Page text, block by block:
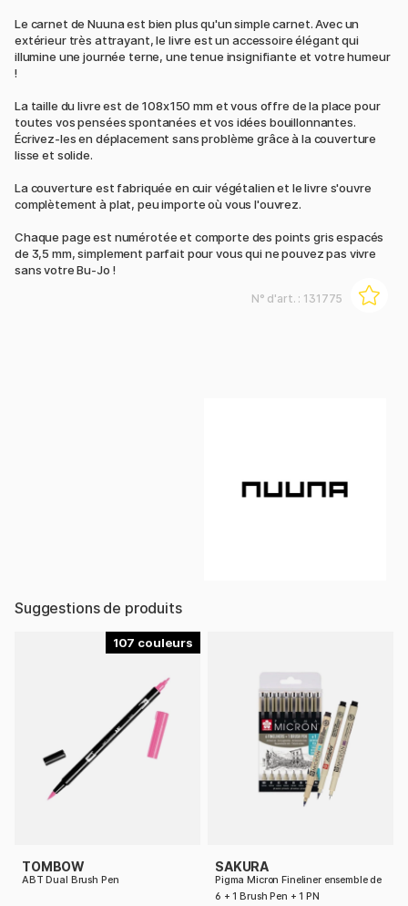
Le carnet de Nuuna est bien plus qu'un simple carnet. Avec un
extérieur très attrayant, le livre est un accessoire élégant qui
illumine une journée terne, une tenue insignifiante et votre humeur
!
La taille du livre est de 108x150 mm et vous offre de la place pour
toutes vos pensées spontanées et vos idées bouillonnantes.
Écrivez-les en déplacement sans problème grâce à la couverture
lisse et solide.
La couverture est fabriquée en cuir végétalien et le livre s'ouvre
complètement à plat, peu importe où vous l'ouvrez.
Chaque page est numérotée et comporte des points gris espacés
de 3,5 mm, simplement parfait pour vous qui ne pouvez pas vivre
sans votre Bu-Jo !
N° d'art. : 131775
Suggestions de produits
107
TOMBOW
ABT Dual Brush Pen
SAKURA
Pigma Micron Fineliner ensemble de
6 + 1 Brush Pen + 1 PN